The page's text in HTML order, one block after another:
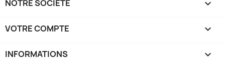
NOTRE SOCIÉTÉ 
VOTRE COMPTE 
INFORMATIONS keyboard_arrow_down